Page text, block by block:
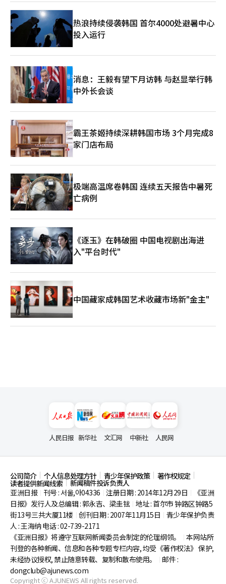
热浪持续侵袭韩国 首尔4000处避暑中心
投入运行
消息：王毅有望下月访韩 与赵显举行韩
中外长会谈
霸王茶姬持续深耕韩国市场 3个月完成8
家门店布局
极端高温席卷韩国 连续五天报告中暑死
亡病例
《逐玉》在韩破圈 中国电视剧出海进
入"平台时代"
中国藏家成韩国艺术收藏市场新"金主"
人民日报 新华社 文汇网 中新社 人民网
公司简介 个人信息处理方针 青少年保护政策 著作权规定
读者提供新闻线索
新闻稿件投诉负责人
亚洲日报
刊号 : 서울,아04336 注册日期 : 2014年12月29日
《亚洲
日报》发行人及总编辑 : 郭永吉、梁圭铉 地址 : 首尔市钟路区钟路5
街13号三共大厦11楼 创刊日期 : 2007年11月15日
青少年保护负责
人 : 王海纳 电话 : 02-739-2171
《亚洲日报》将遵守互联网新闻委员会制定的伦理纲领。
本网站所
刊登的各种新闻、信息和各种专题专栏内容, 均受《著作权法》 保护,
未经协议授权, 禁止随意转载、复制和散布使用。
邮件 :
dongclub@ajunews.com
Copyright ⓒ AJUNEWS All rights reserved.